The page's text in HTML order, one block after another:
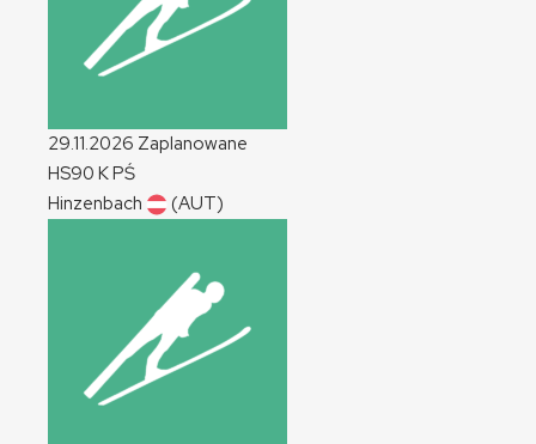
29.11.2026 Zaplanowane
HS90 KPŚ
Hinzenbach
(AUT)